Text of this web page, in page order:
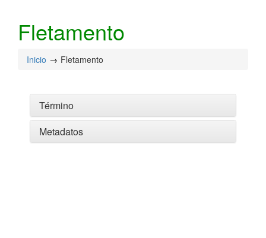
Fletamento
Inicio Fletamento
Término
Metadatos